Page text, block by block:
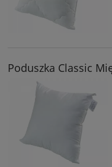
Poduszka Classic